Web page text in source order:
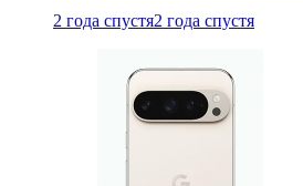
2 года спустя2 года спустя